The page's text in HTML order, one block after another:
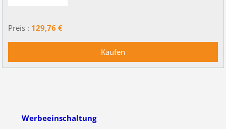
Preis : 129,76 €
Werbeeinschaltung